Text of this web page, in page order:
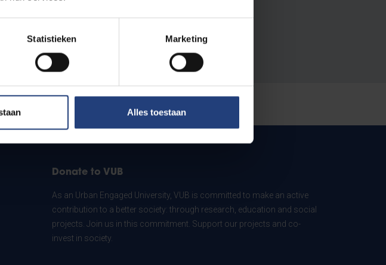
Statistieken Marketing
Alles toestaan
Donate to VUB
As an Urban Engaged University, VUB is committed to make an active
contribution to a better society: through research, education and social
projects. Join us in this commitment. Support our projects and co-
invest in society.